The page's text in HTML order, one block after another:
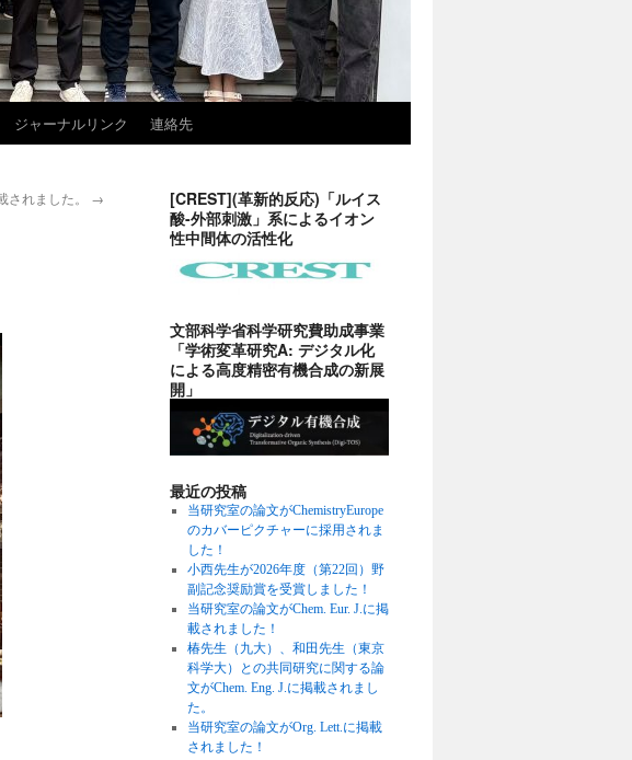
ジャーナルリンク 連絡先
されました。 →
[CREST](革新的反応)「ルイス
酸-外部刺激」系によるイオン
性中間体の活性化
文部科学省科学研究費助成事業
「学術変革研究A: デジタル化
による高度精密有機合成の新展
開」
最近の投稿
当研究室の論文がChemistryEurope
のカバーピクチャーに採用されま
した！
小西先生が2026年度（第22回）野
副記念奨励賞を受賞しました！
当研究室の論文がChem. Eur. J.に掲
載されました！
椿先生（九大）、和田先生（東京
科学大）との共同研究に関する論
文がChem. Eng. J.に掲載されまし
た。
当研究室の論文がOrg. Lett.に掲載
されました！